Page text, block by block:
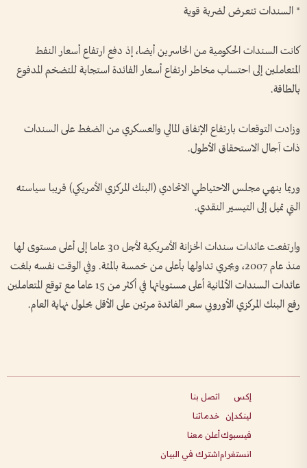
* السندات تتعرض لضربة قوية
كانت السندات الحكومية من الخاسرين أيضا، إذ دفع ارتفاع أسعار النفط
المتعاملين إلى احتساب مخاطر ارتفاع أسعار الفائدة استجابة للتضخم المدفوع
بالطاقة.
وزادت ​التوقعات بارتفاع الإنفاق المالي والعسكري من الضغط على السندات
ذات آجال الاستحقاق الأطول.
وربما ينهي مجلس الاحتياطي الاتحادي (البنك المركزي الأمريكي) قريبا سياسته
التي تميل إلى التيسير النقدي.
وارتفعت عائدات سندات الخزانة الأمريكية لأجل 30 عاما إلى أعلى مستوى لها
منذ عام 2007، ويجري تداولها بأعلى من خمسة بالمئة. وفي الوقت نفسه بلغت
عائدات السندات الألمانية أعلى مستوياتها في أكثر من 15 عاما مع توقع المتعاملين
رفع البنك المركزي الأوروبي سعر الفائدة مرتين على الأقل بحلول نهاية العام.
إكس
لينكدإن
فيسبوك
انستغرام
اتصل بنا
خدماتنا
أعلن معنا
اشترك في البيان